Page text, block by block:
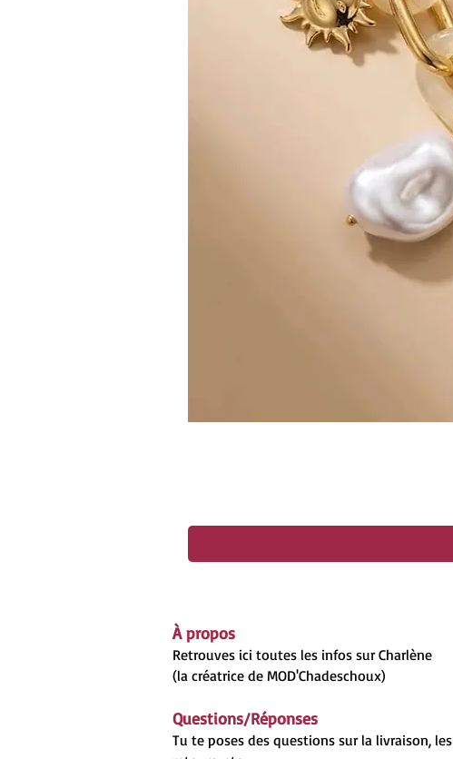
À propos
Retrouves ici toutes les infos sur Charlène
(la créatrice de MOD'Chadeschoux)
Questions/Réponses
Tu te poses des questions sur la livraison, les